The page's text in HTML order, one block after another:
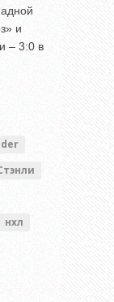
и
– 3:0 в
нхл